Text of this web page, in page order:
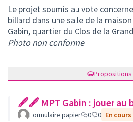
Le projet soumis au vote
billard dans une salle de la
Gabin, quartier du Clos de la
Photo non conforme
Propositions
🖋🖋 MPT Gabin : jouer au
Formulaire papier 0 0 En